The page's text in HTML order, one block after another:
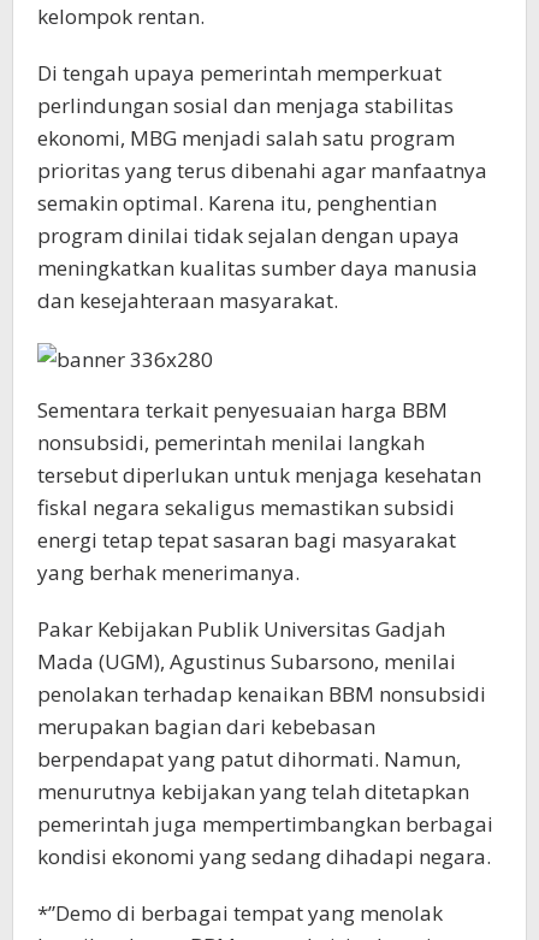
kelompok rentan.
Di tengah upaya pemerintah memperkuat
perlindungan sosial dan menjaga stabilitas
ekonomi, MBG menjadi salah satu program
prioritas yang terus dibenahi agar manfaatnya
semakin optimal. Karena itu, penghentian
program dinilai tidak sejalan dengan upaya
meningkatkan kualitas sumber daya manusia
dan kesejahteraan masyarakat.
Sementara terkait penyesuaian harga BBM
nonsubsidi, pemerintah menilai langkah
tersebut diperlukan untuk menjaga kesehatan
fiskal negara sekaligus memastikan subsidi
energi tetap tepat sasaran bagi masyarakat
yang berhak menerimanya.
Pakar Kebijakan Publik Universitas Gadjah
Mada (UGM), Agustinus Subarsono, menilai
penolakan terhadap kenaikan BBM nonsubsidi
merupakan bagian dari kebebasan
berpendapat yang patut dihormati. Namun,
menurutnya kebijakan yang telah ditetapkan
pemerintah juga mempertimbangkan berbagai
kondisi ekonomi yang sedang dihadapi negara.
*”Demo di berbagai tempat yang menolak